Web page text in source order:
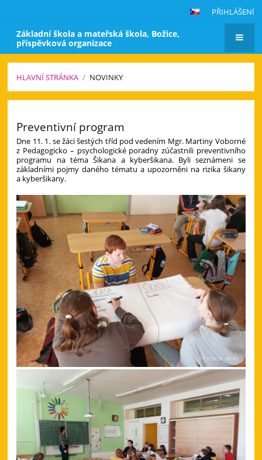
PŘIHLÁŠENÍ
Základní škola a mateřská škola, Božice,
příspěvková organizace
HLAVNÍ STRÁNKA / NOVINKY
Preventivní program
Dne 11. 1. se žáci šestých tříd pod vedením Mgr. Martiny Voborné
z Pedagogicko – psychologické poradny zúčastnili preventivního
programu na téma Šikana a kyberšikana. Byli seznámeni se
základními pojmy daného tématu a upozorněni na rizika šikany
a kyberšikany.